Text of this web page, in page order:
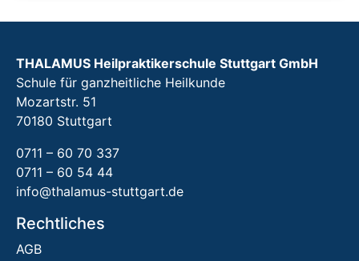
THALAMUS Heilpraktikerschule Stuttgart GmbH
Schule für ganzheitliche Heilkunde
Mozartstr. 51
70180 Stuttgart
0711 – 60 70 337
0711 – 60 54 44
info@thalamus-stuttgart.de
Rechtliches
AGB